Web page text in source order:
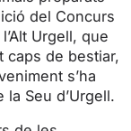
t
t
i
n
g
P
t
e
r
u
del Concurs
Urgell, que
caps de bestiar,
s’ha
Seu d’Urgell.